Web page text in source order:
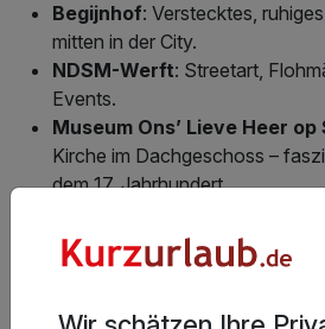
Begijnhof: Verstecktes,
mitten in der City.
NDSM-Werft: Streetart,
Events.
Museum Ons’ Lieve Heer op
Kirche im Dachgeschoss –
dem 17. Jahrhundert.
💡 Tipp: Du möchtest noch mehr